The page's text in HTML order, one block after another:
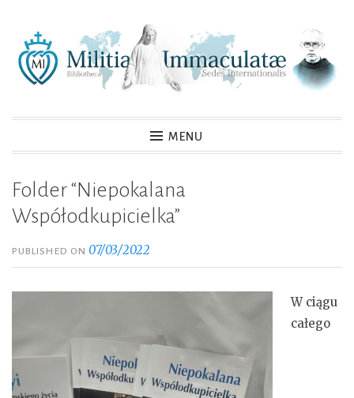
content
MENU
Folder “Niepokalana
Współodkupicielka”
PUBLISHED ON07/03/2022
W ciągu
całego